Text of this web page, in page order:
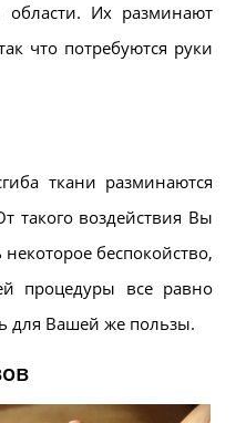
области. Их разминают
что потребуются руки
ткани разминаются
такого воздействия Вы
беспокойство,
процедуры все равно
для Вашей же пользы.